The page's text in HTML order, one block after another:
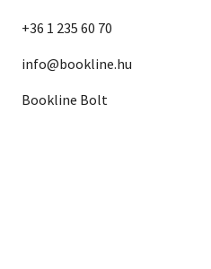
+36 1 235 60 70
info@bookline.hu
Bookline Bolt